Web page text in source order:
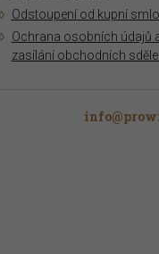
Odstoupení od kupní
Ochrana osobních údajů
zasílání obchodních